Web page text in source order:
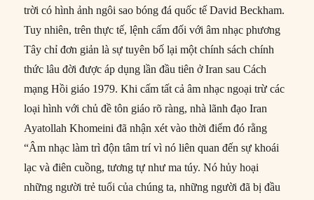
trời có hình ảnh ngôi sao bóng đá quốc tế David Beckham.
Tuy nhiên, trên thực tế, lệnh cấm đối với âm nhạc phương
Tây chỉ đơn giản là sự tuyên bố lại một chính sách chính
thức lâu đời được áp dụng lần đầu tiên ở Iran sau Cách
mạng Hồi giáo 1979. Khi cấm tất cả âm nhạc ngoại trừ các
loại hình với chủ đề tôn giáo rõ ràng, nhà lãnh đạo Iran
Ayatollah Khomeini đã nhận xét vào thời điểm đó rằng
“Âm nhạc làm trì độn tâm trí vì nó liên quan đến sự khoái
lạc và điên cuồng, tương tự như ma túy. Nó hủy hoại
những người trẻ tuổi của chúng ta, những người đã bị đầu